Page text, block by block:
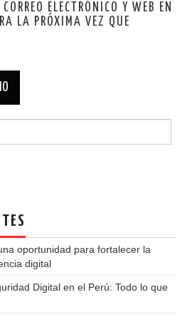
ELECTRÓNICO Y WEB EN
LA PRÓXIMA VEZ QUE
oportunidad para fortalecer la
digital
Digital en el Perú: Todo lo que